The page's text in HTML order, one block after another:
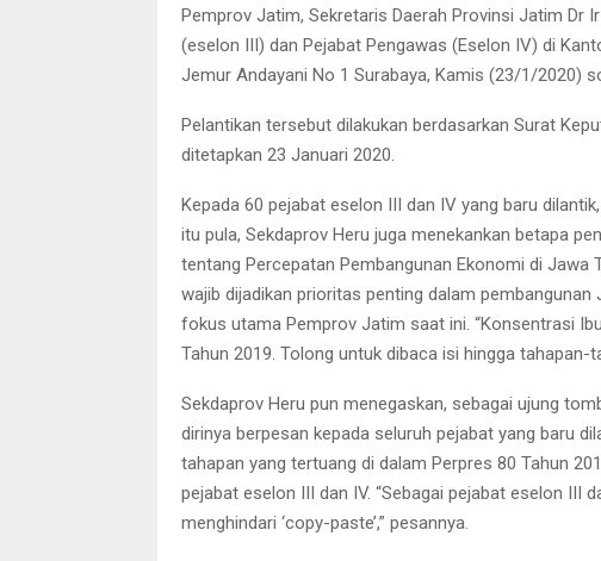
Pemprov Jatim, Sekretaris Daerah Provinsi Jatim Dr
(eselon III) dan Pejabat Pengawas (Eselon IV) di
Jemur Andayani No 1 Surabaya, Kamis (23/1/2020)
Pelantikan tersebut dilakukan berdasarkan Surat
ditetapkan 23 Januari 2020.
Kepada 60 pejabat eselon III dan IV yang baru
itu pula, Sekdaprov Heru juga menekankan betapa
tentang Percepatan Pembangunan Ekonomi di Jawa
wajib dijadikan prioritas penting dalam
fokus utama Pemprov Jatim saat ini. “Konsentrasi
Tahun 2019. Tolong untuk dibaca isi hingga tahapan-
Sekdaprov Heru pun menegaskan, sebagai ujung
dirinya berpesan kepada seluruh pejabat yang baru
tahapan yang tertuang di dalam Perpres 80 Tahun
pejabat eselon III dan IV. “Sebagai pejabat eselon III
menghindari ‘copy-paste’,” pesannya.